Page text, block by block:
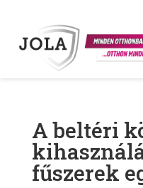
A beltéri
fűszerek